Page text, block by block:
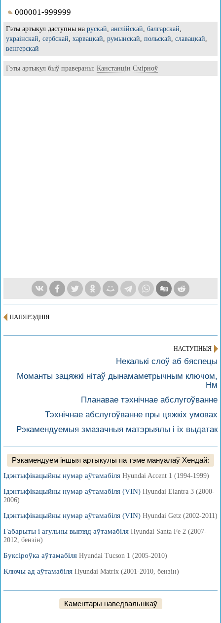
000001-999999
Гэты артыкул даступны на рускай, англійскай, балгарскай,
украінскай, сербскай, харвацкай, румынскай, польскай, славацкай,
венгерскай
Гэты артыкул быў правераны: Канстанцін Смірноў
ПАПЯРЭДНІЯ
НАСТУПНЫЯ
Некалькі слоў аб бяспецы
Моманты зацяжкі нітаў дынамаметрычным ключом,
Нм
Планавае тэхнічнае абслугоўванне
Тэхнічнае абслугоўванне пры цяжкіх умовах
Рэкамендуемыя змазачныя матэрыялы і іх выдатак
Рэкамендуем іншыя артыкулы па тэме мануалаў Хендай:
Ідэнтыфікацыйны нумар аўтамабіля Hyundai Accent 1 (1994-1999)
Ідэнтыфікацыйны нумар аўтамабіля (VIN) Hyundai Elantra 3 (2000-
2006)
Ідэнтыфікацыйны нумар аўтамабіля (VIN) Hyundai Getz (2002-2011)
Габарыты і агульны выгляд аўтамабіля Hyundai Santa Fe 2 (2007-
2012, бензін)
Буксіроўка аўтамабіля Hyundai Tucson 1 (2005-2010)
Ключы ад аўтамабіля Hyundai Matrix (2001-2010, бензін)
Каментары наведвальнікаў